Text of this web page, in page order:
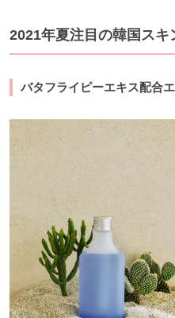
2021年夏注目の韓国スキ
バタフライピーエキス配合